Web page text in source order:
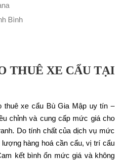
Bình
THUÊ XE CẨU TẠI
thuê xe cẩu Bù Gia Mập uy tín –
chỉnh và cung cấp mức giá cho
Do tính chất của dịch vụ mức
hàng hoá cần cẩu, vị trí cẩu
kết bình ổn mức giá và không